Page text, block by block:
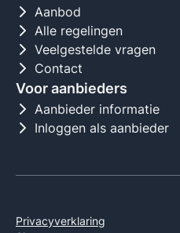
Aanbod
Alle regelingen
Veelgestelde vragen
Contact
Voor aanbieders
Aanbieder informatie
Inloggen als aanbieder
Privacyverklaring